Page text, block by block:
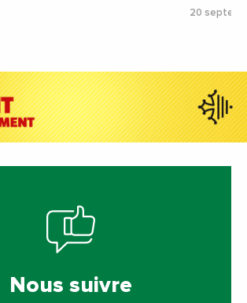
20
Nous suivre